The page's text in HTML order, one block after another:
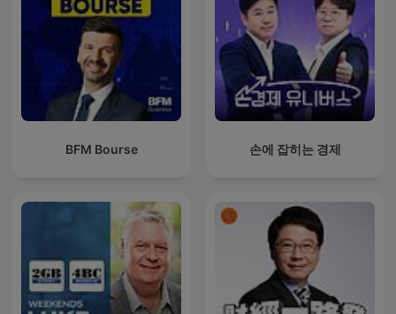
BFM Bourse 손에 잡히는 경제